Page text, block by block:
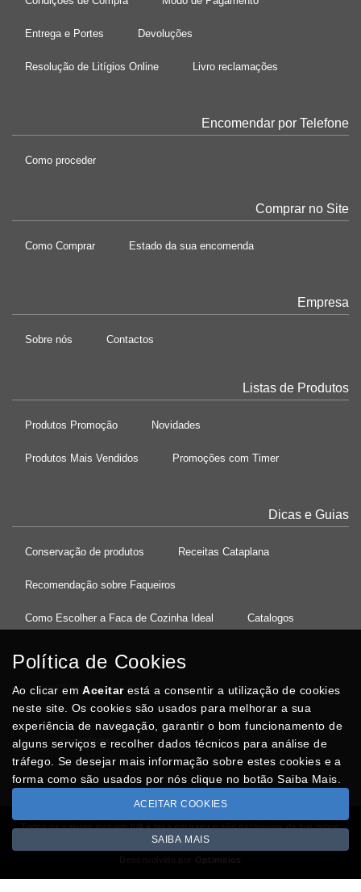
Entrega e Portes Devoluções
Resolução de Litígios Online Livro reclamações
Encomendar por Telefone
Como proceder
Comprar no Site
Como Comprar Estado da sua encomenda
Empresa
Sobre nós Contactos
Listas de Produtos
Produtos Promoção Novidades
Produtos Mais Vendidos Promoções com Timer
Dicas e Guias
Conservação de produtos Receitas Cataplana
Recomendação sobre Faqueiros
Como Escolher a Faca de Cozinha Ideal Catalogos
37°08'27.5"N 8°32'13.9"W
Posso Ajudar?
Todos os valores incluem IVA à taxa em vigor e são exclusivos da loja online
Copyright © CASACARMINHO.com 2026
Política de Cookies
Ao clicar emAceitarestá a consentir a utilização de cookies
neste site. Os cookies são usados para melhorar a sua
experiência de navegação, garantir o bom funcionamento de
alguns serviços e recolher dados técnicos para análise de
tráfego. Se desejar mais informação sobre estes cookies e a
forma como são usados por nós clique no botão Saiba Mais.
ACEITAR COOKIES
SAIBA MAIS